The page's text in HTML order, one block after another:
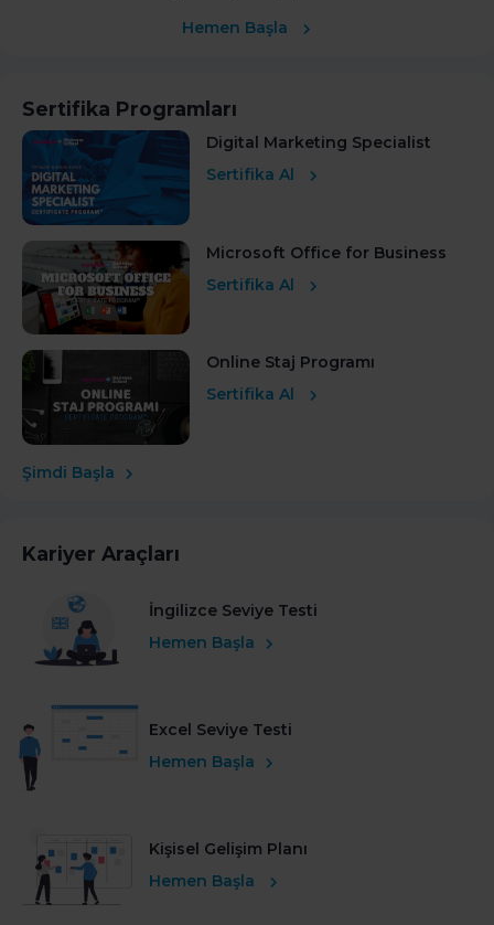
Hemen Başla
Sertifika Programları
Digital Marketing Specialist
Sertifika Al
Microsoft Office for Business
Sertifika Al
Online Staj Programı
Sertifika Al
Şimdi Başla
Kariyer Araçları
İngilizce Seviye Testi
Hemen Başla
Excel Seviye Testi
Hemen Başla
Kişisel Gelişim Planı
Hemen Başla